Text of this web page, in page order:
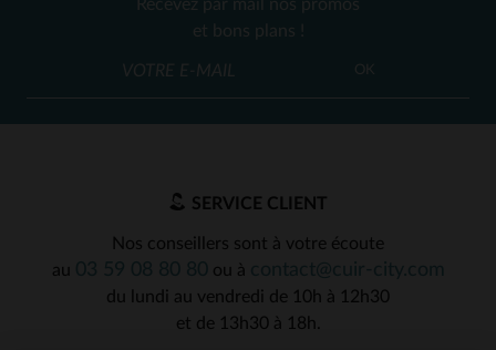
Recevez par mail nos promos
et bons plans !
OK
SERVICE CLIENT
Nos conseillers sont à votre écoute
au
ou à
du lundi au vendredi de 10h à 12h30
et de 13h30 à 18h.